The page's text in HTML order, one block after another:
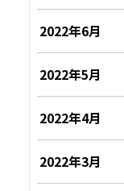
2022年6月
2022年5月
2022年4月
2022年3月